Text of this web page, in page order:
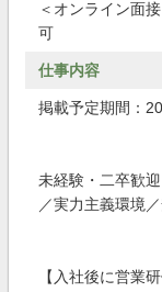
＜オンライン面接
可
仕事内容
掲載予定期間：
未経験・二卒歓
／実力主義環境
【入社後に営業